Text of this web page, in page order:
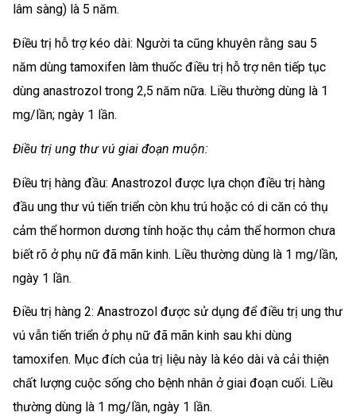
lâm sàng) là 5 năm.
Điều trị hỗ trợ kéo dài: Người ta cũng khuyên rằng sau 5
năm dùng tamoxifen làm thuốc điều trị hỗ trợ nên tiếp tục
dùng anastrozol trong 2,5 năm nữa. Liều thường dùng là 1
mg/lần; ngày 1 lần.
Điều trị ung thư vú giai đoạn muộn:
Điều trị hàng đầu: Anastrozol được lựa chọn điều trị hàng
đầu ung thư vú tiến triển còn khu trú hoặc có di căn có thụ
cảm thể hormon dương tính hoặc thụ cảm thể hormon chưa
biết rõ ở phụ nữ đã mãn kinh. Liều thường dùng là 1 mg/lần,
ngày 1 lần.
Điều trị hàng 2: Anastrozol được sử dụng để điều trị ung thư
vú vẫn tiến triển ở phụ nữ đã mãn kinh sau khi dùng
tamoxifen. Mục đích của trị liệu này là kéo dài và cải thiện
chất lượng cuộc sống cho bệnh nhân ở giai đoạn cuối. Liều
thường dùng là 1 mg/lần, ngày 1 lần.